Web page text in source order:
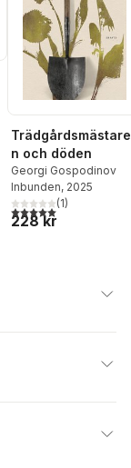
Trädgårdsmästare
n och döden
Georgi Gospodinov
Inbunden, 2025
5,0utav 5 stjärnor.
(1)
228 kr